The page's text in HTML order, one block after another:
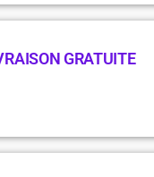
GRATUITE